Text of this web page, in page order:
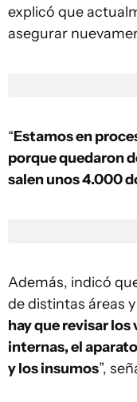
explicó que
asegurar
“Estamos en
porque quedaron
salen unos 4.000
Además, indicó
de distintas áreas
hay que revisar
internas, el
y los insumos”,